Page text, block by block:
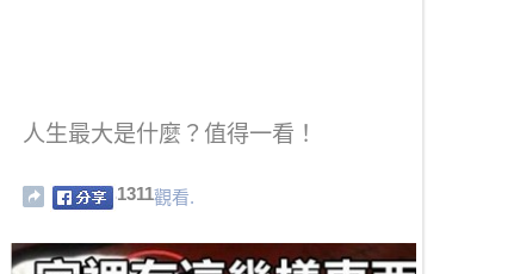
人生最大是什麼？值得一看！
1311觀看.